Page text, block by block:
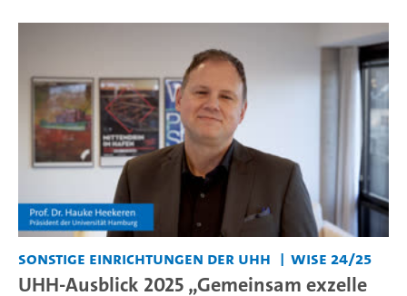
Sonstige Einrichtungen der UHH WiSe 24/25
UHH-Ausblick 2025 „Gemeinsam exzelle